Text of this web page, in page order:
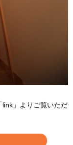
」よりご覧いただ